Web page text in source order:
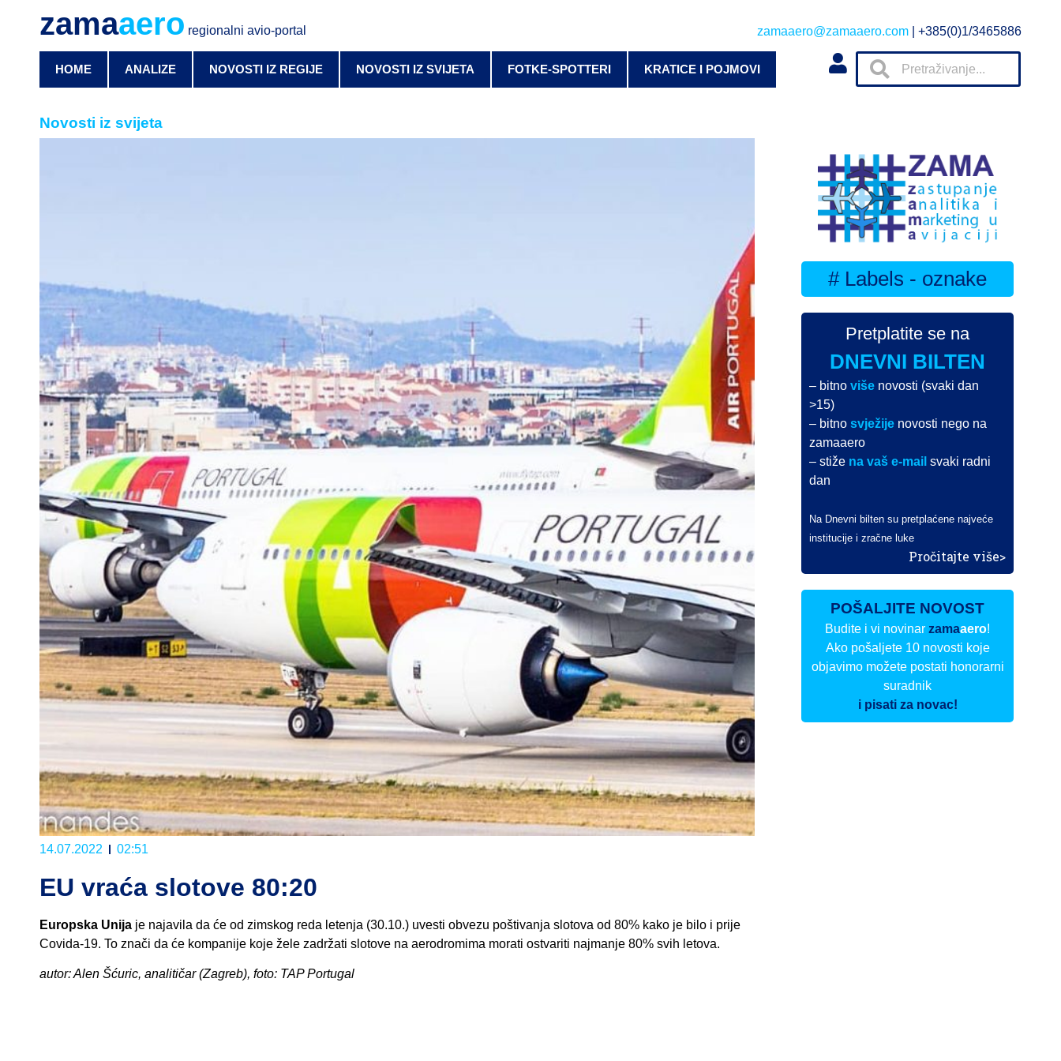
zamaaero regionalni avio-portal zamaaero@zamaaero.com | +385(0)1/3465886
HOME ANALIZE NOVOSTI IZ REGIJE NOVOSTI IZ SVIJETA FOTKE-SPOTTERI KRATICE I POJMOVI
Novosti iz svijeta
14.07.2022 02:51
EU vraća slotove 80:20
Europska Unija je najavila da će od zimskog reda letenja (30.10.) uvesti obvezu poštivanja slotova od 80% kako je bilo i prije
Covida-19. To znači da će kompanije koje žele zadržati slotove na aerodromima morati ostvariti najmanje 80% svih letova.
autor: Alen Šćuric, analitičar (Zagreb), foto: TAP Portugal
# Labels - oznake
Pretplatite se na
DNEVNI BILTEN
– bitnoviše novosti (svaki dan
>15)
– bitnosvježije novosti nego na
zamaaero
– stiže na vaš e-mail svaki radni
dan
Na Dnevni bilten su pretplaćene najveće
institucije i zračne luke
Pročitajte više>
POŠALJITE NOVOST
Budite i vi novinarzamaaero!
Ako pošaljete 10 novosti koje
objavimo možete postati honorarni
suradnik
i pisati za novac!